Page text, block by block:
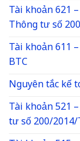
Tài khoản 621
Thông tư số
Tài khoản 611
BTC
Nguyên tắc kế
Tài khoản 521
tư số 200/